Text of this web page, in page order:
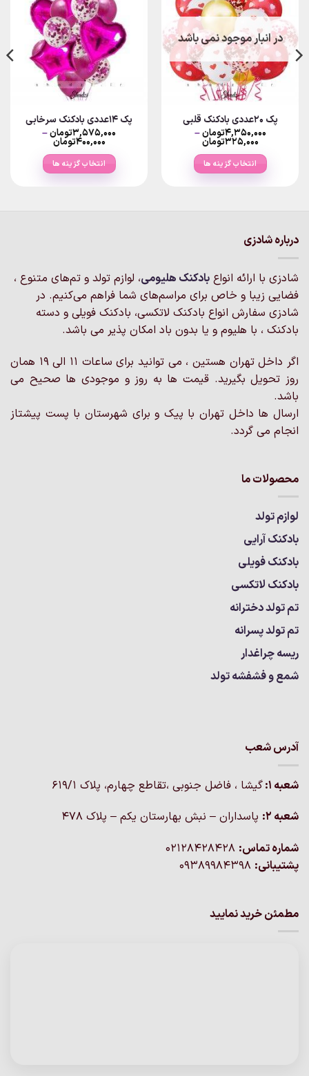
در انبار موجود نمی باشد
پک 20عددی بادکنک قلبی
۴,۳۵۰,۰۰۰تومان–
۳۲۵,۰۰۰تومانPrice
through
۴,۳۵۰,۰۰۰تومان
انتخاب گزینه ها
گزینه
ها
ممکن
است
در
محصول
انتخاب
پک ۱۴عددی بادکنک سرخابی
۳,۵۷۵,۰۰۰تومان–
۴۰۰,۰۰۰تومانPrice
through
۳,۵۷۵,۰۰۰تومان
انتخاب گزینه ها
گزینه
ها
ممکن
است
صفحه
محصول
انتخاب
درباره شادزی
شادزی با ارائه انواع بادکنک‌ هلیومی، لوازم تولد و تم‌های متنوع ،
فضایی زیبا و خاص برای مراسم‌های شما فراهم می‌کنیم. در
شادزی سفارش انواع بادکنک لاتکسی، بادکنک فویلی و دسته
بادکنک ، با هلیوم و یا بدون باد امکان پذیر می باشد.
اگر داخل تهران هستین ، می توانید برای ساعات 11 الی 19 همان
روز تحویل بگیرید. قیمت ها به روز و موجودی ها صحیح می
باشد.
ارسال ها داخل تهران با پیک و برای شهرستان با پست پیشتاز
انجام می گردد.
محصولات ما
لوازم تولد
بادکنک آرایی
بادکنک فویلی
بادکنک لاتکسی
تم تولد دخترانه
تم تولد پسرانه
ریسه چراغدار
شمع و فشفشه تولد
آدرس شعب
شعبه 1:
گيشا ، فاضل جنوبی ،تقاطع چهارم، پلاک 619/1
شعبه 2:
پاسداران – نبش بهارستان یکم – پلاک ۴۷۸
شماره تماس:
پشتیبانی:
مطمئن خرید نمایید